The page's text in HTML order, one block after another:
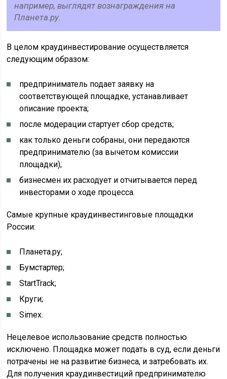
например, выглядят вознаграждения на
Планета.ру.
В целом краудинвестирование осуществляется
следующим образом:
предприниматель подает заявку на
соответствующей площадке, устанавливает
описание проекта;
после модерации стартует сбор средств;
как только деньги собраны, они передаются
предпринимателю (за вычетом комиссии
площадки);
бизнесмен их расходует и отчитывается перед
инвесторами о ходе процесса.
Самые крупные краудинвестинговые площадки
России:
Планета.ру;
Бумстартер;
StartTrack;
Круги;
Simex.
Нецелевое использование средств полностью
исключено. Площадка может подать в суд, если деньги
потрачены не на развитие бизнеса, и затребовать их.
Для получения краудинвестиций предпринимателю